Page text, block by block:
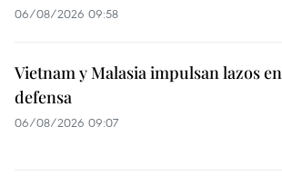
06/08/2026 09:58
Vietnam y Malasia impulsan lazos en
defensa
06/08/2026 09:07